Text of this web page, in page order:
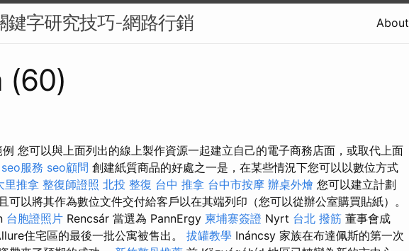
鍵字研究技巧-網路行銷 About
(60)
您可以與上面列出的線上製作資源一起建立自己的電子商務店面，或取代上面
seo服務 seo顧問 創建紙質商品的好處之一是，在某些情況下您可以以數位方式
里推拿 整復師證照 北投 整復 台中 推拿 台中市按摩 辦桌外燴 您可以建立計劃
可以將其作為數位文件交付給客戶以在其端列印（您可以從辦公室購買貼紙）。
台胞證照片 Rencsár 當選為 PannErgy 柬埔寨簽證 Nyrt 台北 撥筋 董事會成
住宅區的最後一批公寓被售出。 拔罐教學 Ináncsy 家族在布達佩斯的第一次